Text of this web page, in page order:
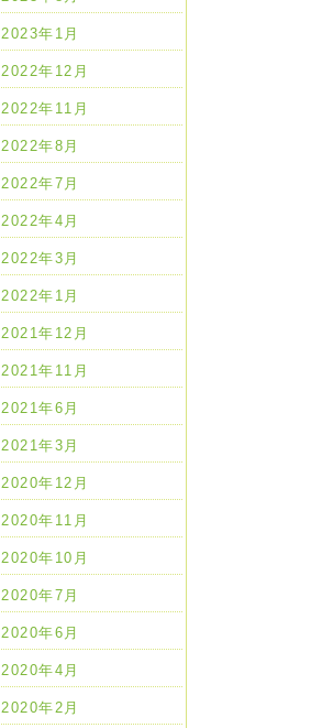
2023年1月
2022年12月
2022年11月
2022年8月
2022年7月
2022年4月
2022年3月
2022年1月
2021年12月
2021年11月
2021年6月
2021年3月
2020年12月
2020年11月
2020年10月
2020年7月
2020年6月
2020年4月
2020年2月